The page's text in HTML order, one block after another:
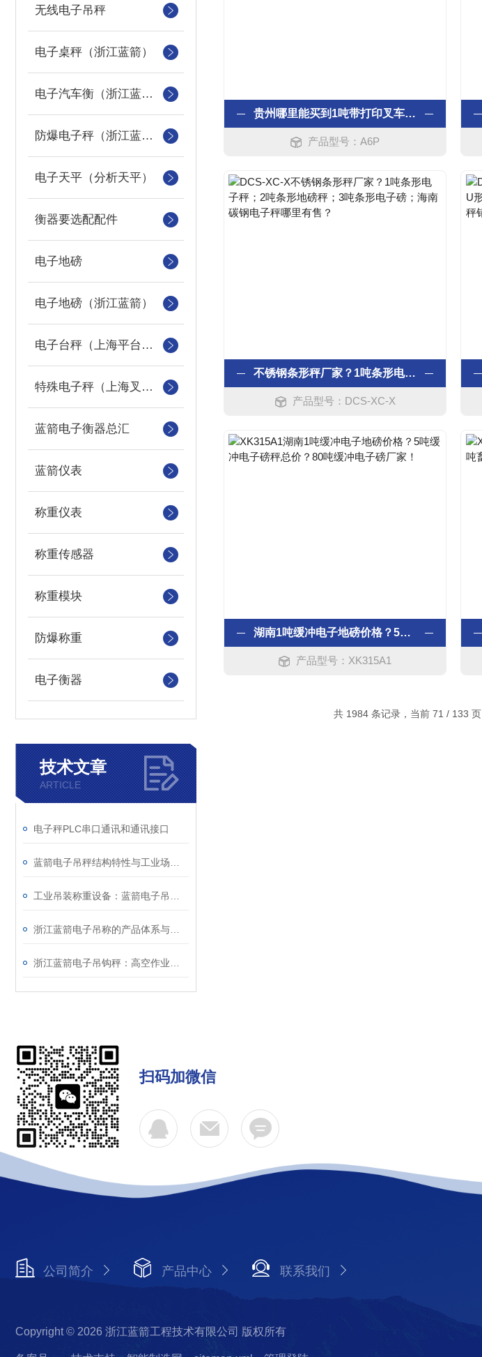
无线电子吊秤
电子桌秤（浙江蓝箭）
电子汽车衡（浙江蓝箭汽车衡）
防爆电子秤（浙江蓝箭防爆秤）
电子天平（分析天平）
衡器要选配配件
电子地磅
电子地磅（浙江蓝箭）
电子台秤（上海平台称）
特殊电子秤（上海叉车秤）
蓝箭电子衡器总汇
蓝箭仪表
称重仪表
称重传感器
称重模块
防爆称重
电子衡器
技术文章
ARTICLE
电子秤PLC串口通讯和通讯接口
贵州哪里能买到1吨带打印叉车秤？2吨带打印叉车电子秤“2.5吨叉车打印电子带秤价位？
产品型号：A6P
不锈钢条形秤厂家？1吨条形电子秤；2吨条形地磅秤；3吨条形电子磅；海南碳钢电子秤哪里有售？
产品型号：DCS-XC-X
湖南1吨缓冲电子地磅价格？5吨缓冲电子磅秤总价？80吨缓冲电子磅厂家！
产品型号：XK315A1
共 1984 条记录，当前 71 / 133 页
扫码加微信
公司简介 产品中心 联系我们
Copyright © 2026 浙江蓝箭工程技术有限公司 版权所有